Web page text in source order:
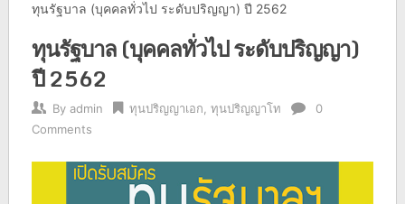
ทุนรัฐบาล (บุคคลทั่วไป ระดับปริญญา) ปี 2562
ทุนรัฐบาล (บุคคลทั่วไป ระดับปริญญา)
ปี 2562
By admin ทุนปริญญาเอก ทุนปริญญาโท
0
Comments